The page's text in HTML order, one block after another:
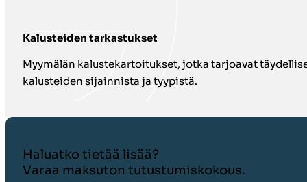
Kalusteiden tarkastukset
Myymälän kalustekartoitukset, jotka tarjoavat
kalusteiden sijainnista ja tyypistä.
Haluatko tietää lisää?
Varaa maksuton tutustumiskokous.